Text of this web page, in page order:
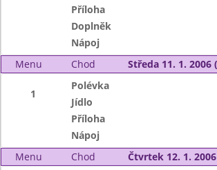
Příloha
Doplněk
Nápoj
Menu
Chod Středa 11. 1. 2006
1
Polévka
Jídlo
Příloha
Nápoj
Menu
Chod Čtvrtek 12. 1.